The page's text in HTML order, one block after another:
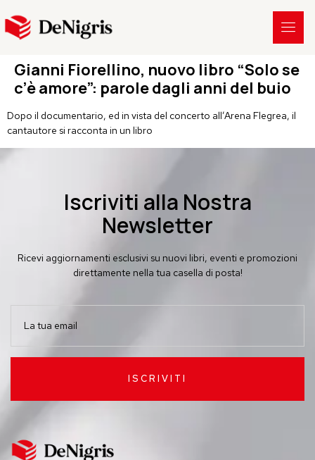
Gianni Fiorellino, nuovo libro “Solo se
c’è amore”: parole dagli anni del buio
Dopo il documentario, ed in vista del concerto all’Arena Flegrea, il
cantautore si racconta in un libro
Iscriviti alla Nostra
Newsletter
Ricevi aggiornamenti esclusivi su nuovi libri, eventi e promozioni
direttamente nella tua casella di posta!
ISCRIVITI